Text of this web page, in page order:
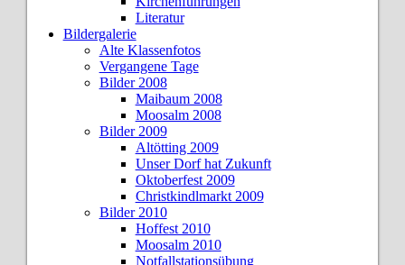
Literatur
Bildergalerie
Alte Klassenfotos
Vergangene Tage
Bilder 2008
Maibaum 2008
Moosalm 2008
Bilder 2009
Altötting 2009
Unser Dorf hat Zukunft
Oktoberfest 2009
Christkindlmarkt 2009
Bilder 2010
Hoffest 2010
Moosalm 2010
Notfallstationsübung